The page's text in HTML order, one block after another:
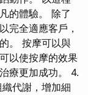
的體驗。 除了
完全適應客戶，
。 按摩可以與
以使按摩的效果
療更加成功。 4.
代謝，增加細